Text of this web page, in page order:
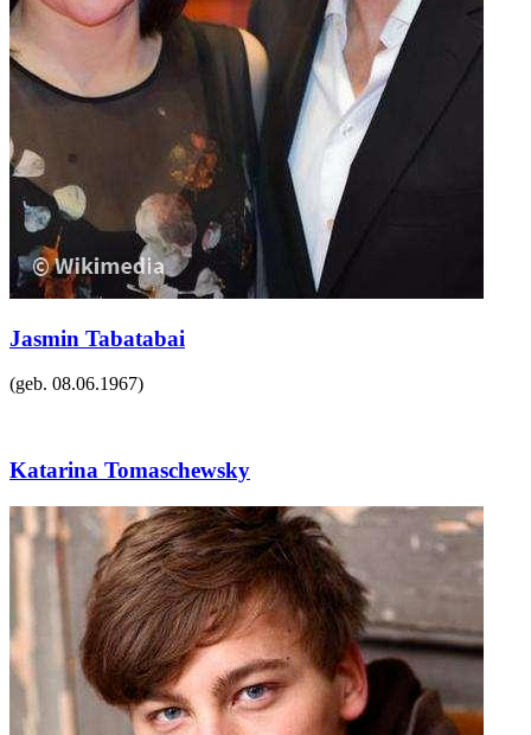
Jasmin Tabatabai
(geb. 08.06.1967)
Katarina Tomaschewsky